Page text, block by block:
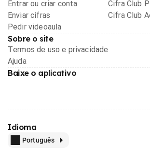
Entrar ou criar conta
Enviar cifras
Pedir videoaula
Cifra Club
Cifra Club
Sobre o site
Termos de uso e privacidade
Ajuda
Baixe o aplicativo
Idioma
Português